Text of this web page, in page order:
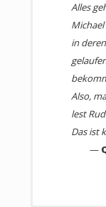
Alles
in
Also,
lest
Das ist